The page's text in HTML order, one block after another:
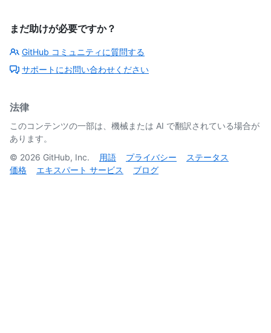
まだ助けが必要ですか？
GitHub コミュニティに質問する
サポートにお問い合わせください
法律
このコンテンツの一部は、機械または AI で翻訳されている場合が
あります。
© 2026 GitHub, Inc. 用語 プライバシー
ステータス
価格
エキスパート サービス ブログ